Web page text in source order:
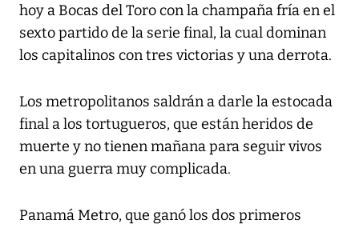
hoy a Bocas del Toro con la champaña fría en el
sexto partido de la serie final, la cual dominan
los capitalinos con tres victorias y una derrota.
Los metropolitanos saldrán a darle la estocada
final a los tortugueros, que están heridos de
muerte y no tienen mañana para seguir vivos
en una guerra muy complicada.
Panamá Metro, que ganó los dos primeros